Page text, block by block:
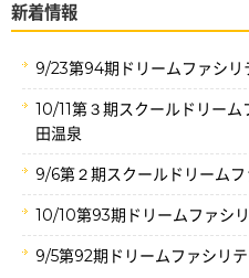
新着情報
9/23第94期ドリームファシ
10/11第３期スクールドリー
田温泉
9/6第２期スクールドリーム
10/10第93期ドリームファシ
9/5第92期ドリームファシリ